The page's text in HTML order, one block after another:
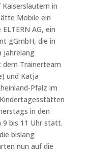
in
Mobile ein
AG, ein
gGmbH, die in
jahrelang
Trainerteam
und Katja
Pfalz im
in den
9 bis 11 Uhr statt.
bislang
nun auf die